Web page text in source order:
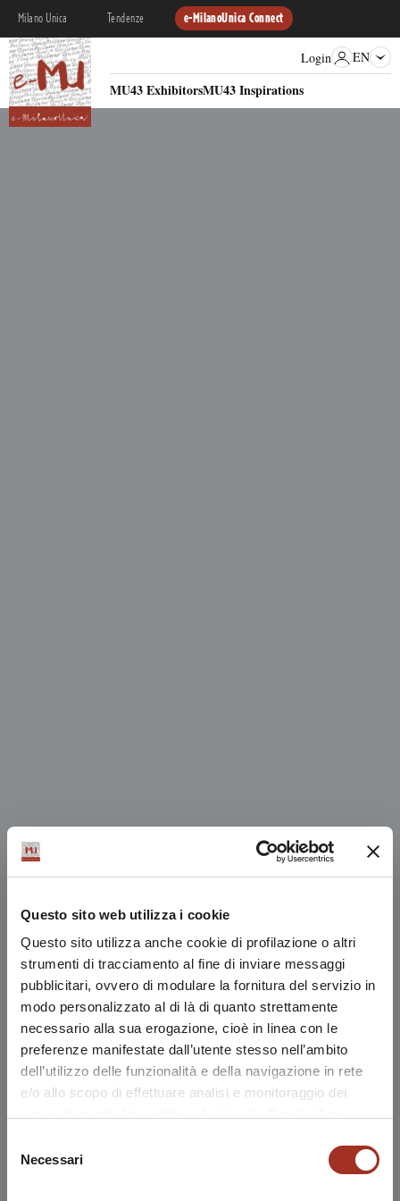
Questo sito web utilizza i cookie
Questo sito utilizza anche cookie di profilazione o altri
strumenti di tracciamento al fine di inviare messaggi
pubblicitari, ovvero di modulare la fornitura del servizio in
modo personalizzato al di là di quanto strettamente
necessario alla sua erogazione, cioè in linea con le
preferenze manifestate dall’utente stesso nell’ambito
dell’utilizzo delle funzionalità e della navigazione in rete
e/o allo scopo di effettuare analisi e monitoraggio dei
nostro sito, con i nostri partner che si occupano di analisi
dei dati web, pubblicità e social media, i quali potrebbero
delNecessari
Milano Unica Tendenze e-MilanoUnica Connect
MU43 ExhibitorsMU43 Inspirations
Login EN